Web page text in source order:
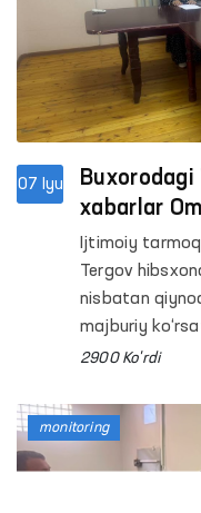
07 Iyu
xabarlar
o‘rganildi
Ijtimoiy
Tergov
nisbatan
majburiy
tarqaldi.
2900 Ko'rdi
monitoring